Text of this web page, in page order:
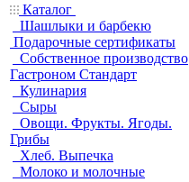
Каталог
Шашлыки и барбекю
Подарочные сертификаты
Собственное производство
Гастроном Стандарт
Кулинария
Сыры
Овощи. Фрукты. Ягоды.
Грибы
Хлеб. Выпечка
Молоко и молочные